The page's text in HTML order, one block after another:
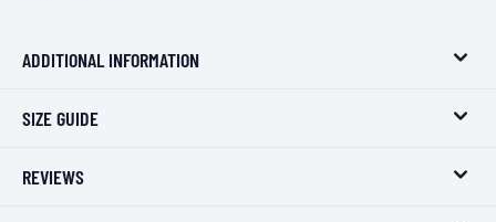
ADDITIONAL INFORMATION
SIZE GUIDE
REVIEWS